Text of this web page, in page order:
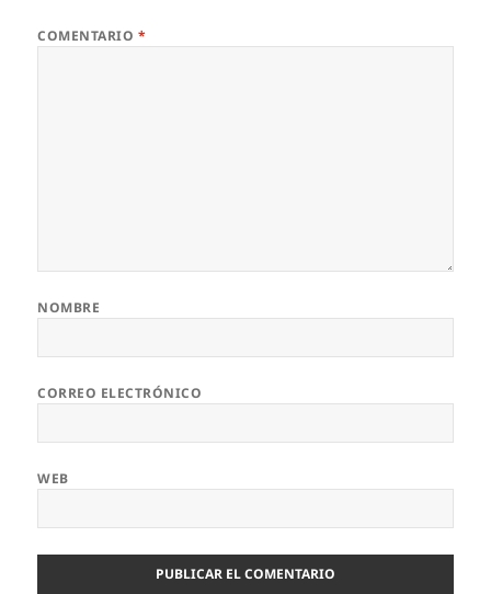
COMENTARIO *
NOMBRE
CORREO ELECTRÓNICO
WEB